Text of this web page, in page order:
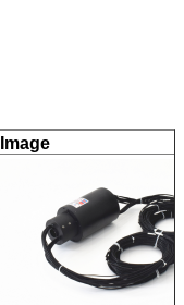
Image